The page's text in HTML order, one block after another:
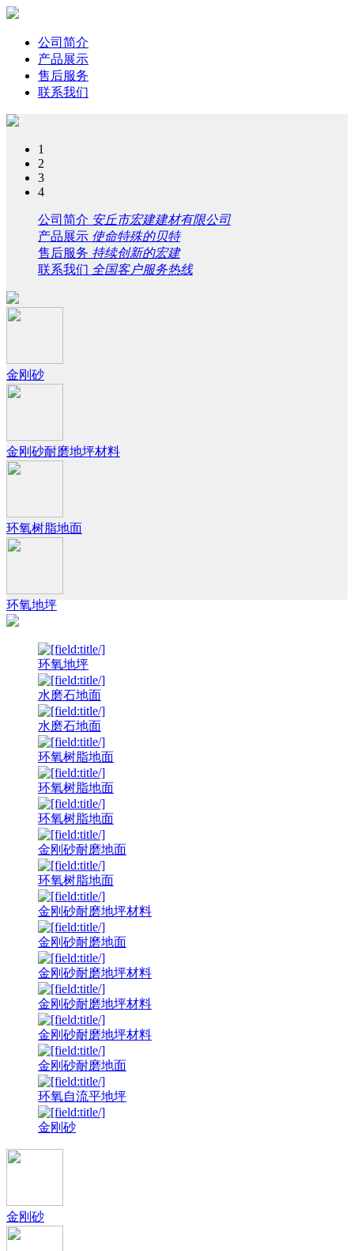
公司简介
产品展示
售后服务
联系我们
1
2
3
4
公司简介 安丘市宏建建材有限公司
产品展示 使命特殊的贝特
售后服务 持续创新的宏建
联系我们 全国客户服务热线
金刚砂
金刚砂耐磨地坪材料
环氧树脂地面
环氧地坪
环氧地坪
水磨石地面
水磨石地面
环氧树脂地面
环氧树脂地面
环氧树脂地面
金刚砂耐磨地面
环氧树脂地面
金刚砂耐磨地坪材料
金刚砂耐磨地面
金刚砂耐磨地坪材料
金刚砂耐磨地坪材料
金刚砂耐磨地坪材料
金刚砂耐磨地面
环氧自流平地坪
金刚砂
金刚砂